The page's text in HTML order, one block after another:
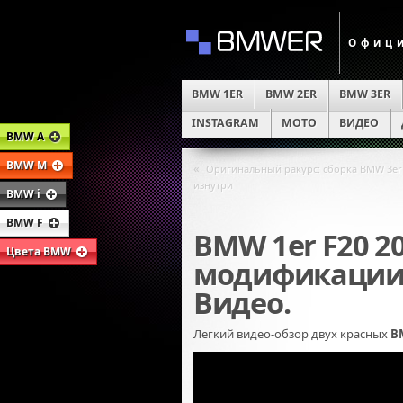
BMW 1ER BMW 2ER BMW 3ER
INSTAGRAM
MOTO ВИДЕО
« Оригинальный ракурс: сборка BMW
изнутри
BMW 1er F20
модификации
Видео.
Легкий видео-обзор двух красных
BMW F
BMW M
BMW A
BMW i
Цвета BMW